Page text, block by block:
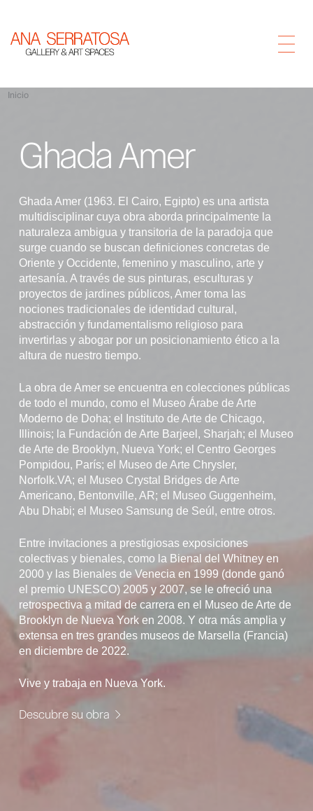
Inicio
Ghada Amer
Ghada Amer (1963. El Cairo, Egipto) es una artista
multidisciplinar cuya obra aborda principalmente la
naturaleza ambigua y transitoria de la paradoja que
surge cuando se buscan definiciones concretas de
Oriente y Occidente, femenino y masculino, arte y
artesanía. A través de sus pinturas, esculturas y
proyectos de jardines públicos, Amer toma las
nociones tradicionales de identidad cultural,
abstracción y fundamentalismo religioso para
invertirlas y abogar por un posicionamiento ético a la
altura de nuestro tiempo.
La obra de Amer se encuentra en colecciones públicas
de todo el mundo, como el Museo Árabe de Arte
Moderno de Doha; el Instituto de Arte de Chicago,
Illinois; la Fundación de Arte Barjeel, Sharjah; el Museo
de Arte de Brooklyn, Nueva York; el Centro Georges
Pompidou, París; el Museo de Arte Chrysler,
Norfolk.VA; el Museo Crystal Bridges de Arte
Americano, Bentonville, AR; el Museo Guggenheim,
Abu Dhabi; el Museo Samsung de Seúl, entre otros.
Entre invitaciones a prestigiosas exposiciones
colectivas y bienales, como la Bienal del Whitney en
2000 y las Bienales de Venecia en 1999 (donde ganó
el premio UNESCO) 2005 y 2007, se le ofreció una
retrospectiva a mitad de carrera en el Museo de Arte de
Brooklyn de Nueva York en 2008. Y otra más amplia y
extensa en tres grandes museos de Marsella (Francia)
en diciembre de 2022.
Vive y trabaja en Nueva York.
Descubre su obra